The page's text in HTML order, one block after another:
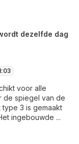
dezelfde dag
:03
voor alle
de spiegel van de
3 is gemaakt
ingebouwde ...